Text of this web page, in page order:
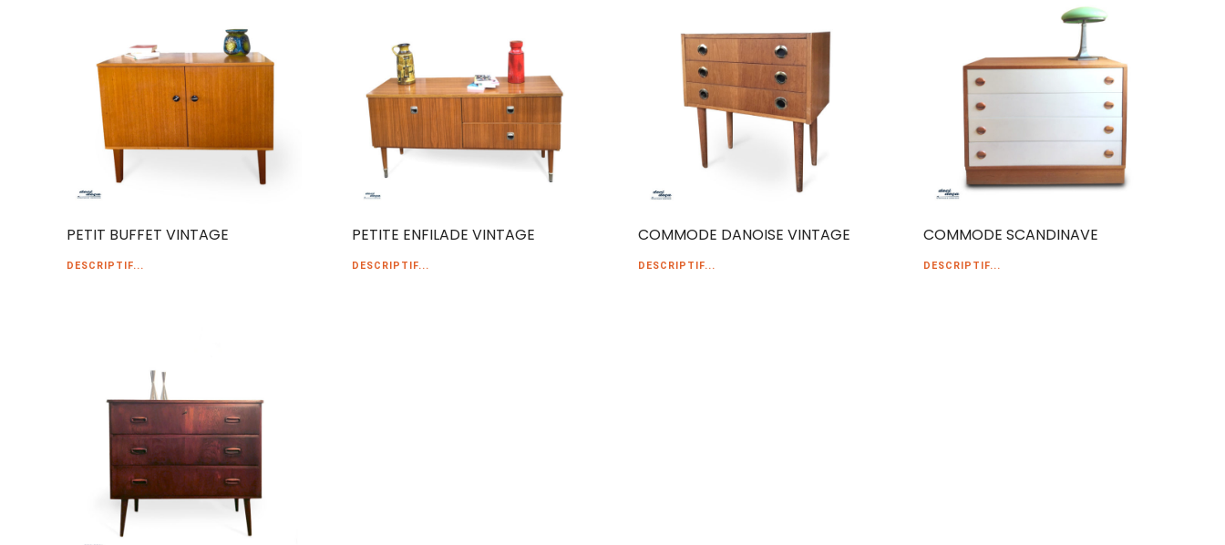
PETIT BUFFET VINTAGE
DESCRIPTIF...
PETITE ENFILADE VINTAGE
DESCRIPTIF...
COMMODE DANOISE VINTAGE
DESCRIPTIF...
COMMODE SCANDINAVE
DESCRIPTIF...